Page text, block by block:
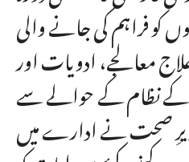
کو فراہم کی جانے والی
معالجے، ادویات اور
نظام کے حوالے سے
صحت نے ادارے میں